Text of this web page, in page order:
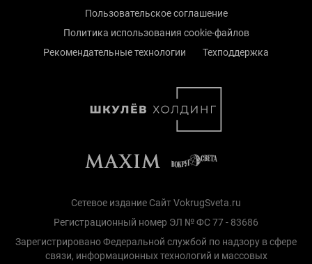
Пользовательское соглашение
Политика использования cookie-файлов
Рекомендательные технологии
Техподдержка
Сетевое издание Сайт VokrugSveta.ru
Регистрационный номер ЭЛ № ФС 77 - 83686
Зарегистрировано Федеральной службой по надзору в сфере
связи, информационных технологий и массовых